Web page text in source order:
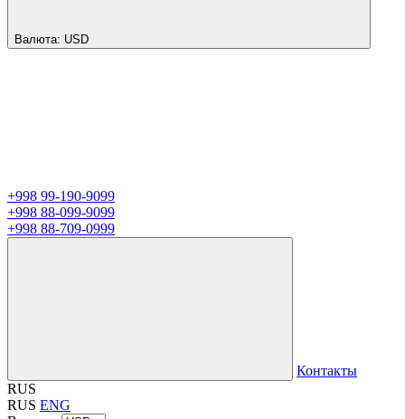
Валюта: USD
+998 99-190-9099
+998 88-099-9099
+998 88-709-0999
Контакты
RUS
RUS ENG